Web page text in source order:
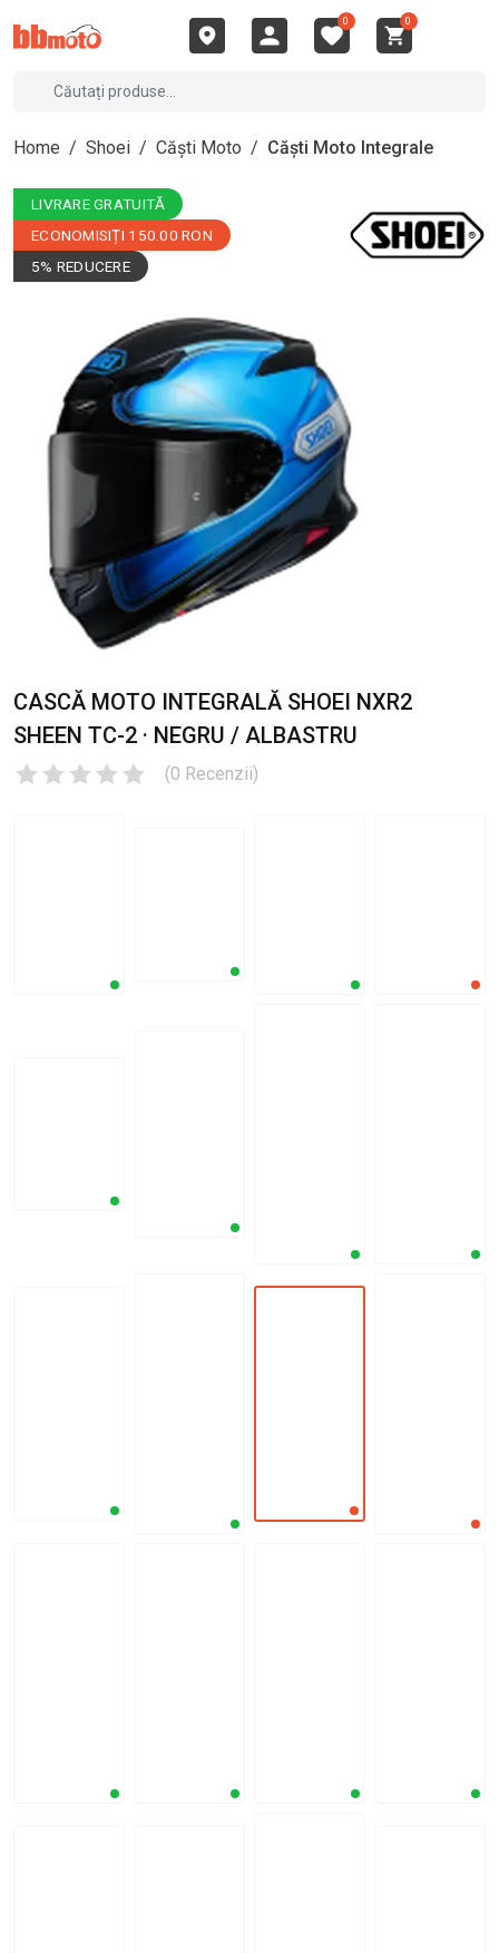
0 0
Home / Shoei / Căști Moto / Căști Moto Integrale
LIVRARE GRATUITĂ
ECONOMISIȚI 150.00 RON
5% REDUCERE
CASCĂ MOTO INTEGRALĂ SHOEI NXR2
SHEEN TC-2 · NEGRU / ALBASTRU
(0 Recenzii)